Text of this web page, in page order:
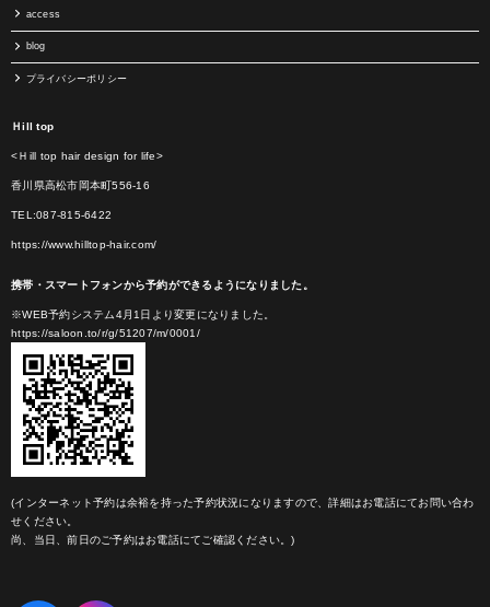
access
blog
プライバシーポリシー
Ｈill top
<Ｈill top hair design for life>
香川県高松市岡本町556-16
TEL:087-815-6422
https://www.hilltop-hair.com/
携帯・スマートフォンから予約ができるようになりました。
※WEB予約システム4月1日より変更になりました。
https://saloon.to/r/g/51207/m/0001/
(インターネット予約は余裕を持った予約状況になりますので、詳細はお電話にてお問い合わ
せください。
尚、当日、前日のご予約はお電話にてご確認ください。)